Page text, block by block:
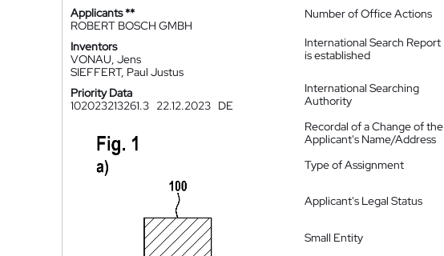
Applicants **
ROBERT BOSCH GMBH
Inventors
VONAU, Jens
SIEFFERT, Paul Justus
Priority Data
102023213261.3 22.12.2023 DE
Number of Office Actions
International Search Report
is established
International Searching
Authority
Recordal of a Change of the
Applicant's Name/Address
Type of Assignment
Applicant's Legal Status
Small Entity